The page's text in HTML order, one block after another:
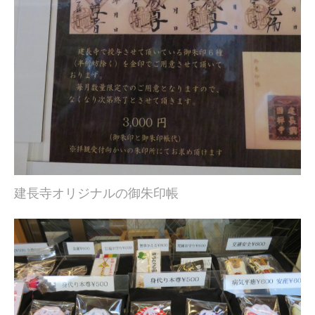
建長寺オリジナルの御朱印帳